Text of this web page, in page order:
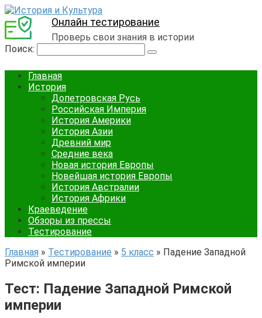
Онлайн тестирование
Проверь свои знания в истории
Поиск:
Главная
История
Допетровская Русь
Российская Империя
История Америки
История Азии
Древний мир
Средние века
Новая история Европы
Новейшая история Европы
История Австралии
История Африки
Краеведение
Обзоры из прессы
Тестирование
Главная » Тестирование » 5 класс » Падение Западной
Римской империи
Тест: Падение Западной Римской
империи